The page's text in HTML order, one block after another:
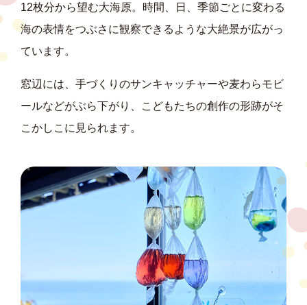
12枚分から望む大海原。時間、日、季節ごとに変わる
海の表情をつぶさに観察できるような大絶景が広がっ
ています。
窓辺には、手づくりのサンキャッチャーや麦わらモビ
ールなどがぶら下がり、こどもたちの創作の形跡がそ
こかしこに見られます。